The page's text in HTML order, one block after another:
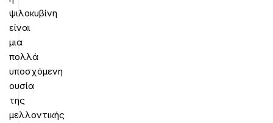
ψιλοκυβίνη
είναι
μια
πολλά
υποσχόμενη
ουσία
της
μελλοντικής